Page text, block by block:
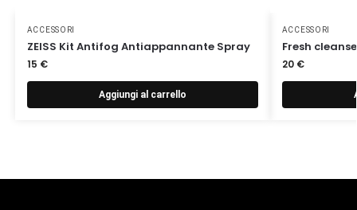
ACCESSORI
ZEISS Kit Antifog Antiappannante Spray
15 €
Aggiungi al carrello
ACCESSORI
Fresh
20 €